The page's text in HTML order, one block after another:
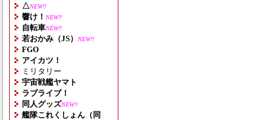
△NEW!!
響け！ NEW!!
自転車NEW!!
若おかみ（JS） NEW!!
FGO
アイカツ！
ミリタリー
宇宙戦艦ヤマト
ラブライブ！
同人グッズNEW!!
艦隊これくしょん（同